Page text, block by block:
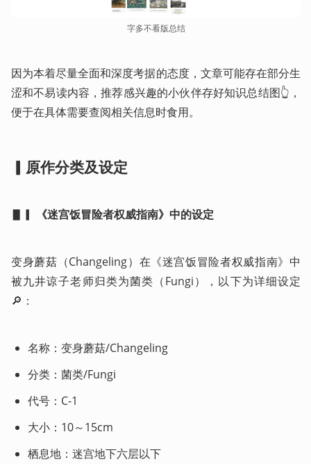
字多不看版总结
因为本着尽量全面和深度考据的态度，文章可能存在部分生
涩和不易读内容，推荐感兴趣的小伙伴存好知识总结图👆，
便于在具体需要查阅相关信息时食用。
▎原作分类及设定
▋▎ 《迷宫饭冒险者权威指南》中的设定
变身蘑菇（Changeling）在《迷宫饭冒险者权威指南》中
被九井谅子老师归类为菌类（Fungi），以下为详细设定
🔎：
名称：变身蘑菇/Changeling
分类：菌类/Fungi
代号：C-1
大小：10～15cm
栖息地：迷宫地下六层以下